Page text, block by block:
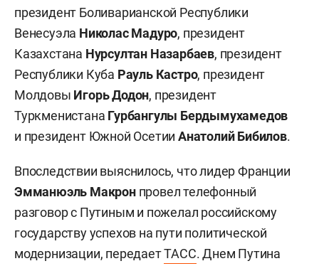
президент Боливарианской Республики
Венесуэла Николас Мадуро, президент
Казахстана Нурсултан Назарбаев, президент
Республики Куба Рауль Кастро, президент
Молдовы Игорь Додон, президент
Туркменистана Гурбангулы Бердымухамедов
и президент Южной ОсетииАнатолий Бибилов.
Впоследствии выяснилось, что лидер Франции
Эмманюэль Макронпровел телефонный
разговор с Путиным и пожелал российскому
государству успехов на пути политической
модернизации, передаетТАСС. Днем Путина